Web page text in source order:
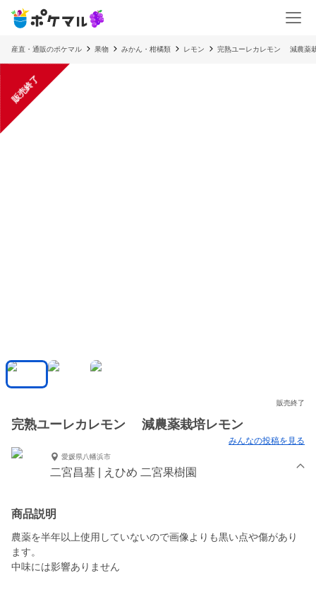
産直・通販のポケマル 果物 みかん・柑橘類 レモン 完熟ユーレカレモン 減農薬
販売終了
販売終了
完熟ユーレカレモン 減農薬栽培レモン
みんなの投稿を見る
愛媛県八幡浜市
二宮昌基 | えひめ 二宮果樹園
商品説明
農薬を半年以上使用していないので画像よりも黒い点や傷があり
ます。
中味には影響ありません